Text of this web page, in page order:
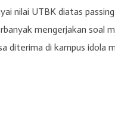
nilai UTBK diatas
mengerjakan soal
diterima di kampus idola